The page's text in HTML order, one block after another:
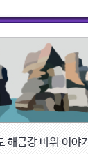
다.
기다린 끝에 어머
영도다리 아래서 얼
아버지는 그 기적
짐했다.
래 그치지 못하는
진다. 한 번쯤 성을
하신 모양이었다.
에 현정이가 한숨을
해금강 바위 이야기